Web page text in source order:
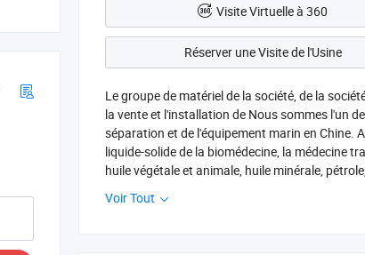
Visite Virtuelle à 360
Réserver une Visite de l'Usine
Le groupe de matériel de la société, de la
la vente et l'installation de Nous sommes l'un
séparation et de l'équipement marin en Chine.
liquide-solide de la biomédecine, la médecine
huile végétale et animale, huile minérale,
concentration et la clarification par
Voir Tout